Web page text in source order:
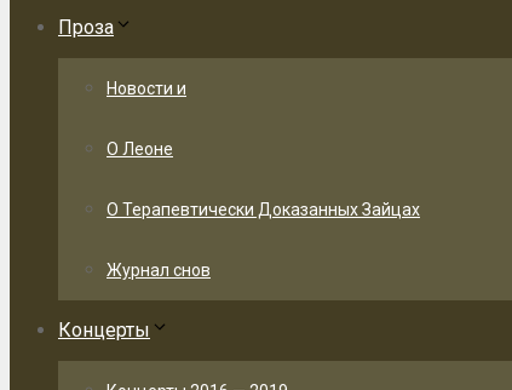
Проза
Новости и
О Леоне
О Терапевтически Доказанных Зайцах
Журнал снов
Концерты